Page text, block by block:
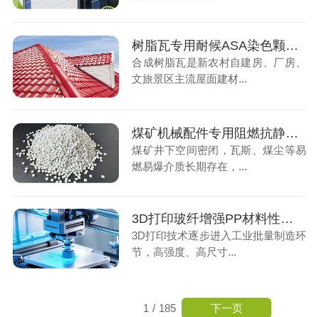
树脂瓦专用耐候ASA染色颗粒，户外屋面长效优选材料
合成树脂瓦是新农村自建房、厂房、
文旅景区主流屋面建材...
煤矿机械配件专用阻燃抗静电ABS材料，筑牢井下生产安全屏障
煤矿井下空间密闭，瓦斯、煤尘等易
燃易爆介质长期存在，...
3D打印玻纤增强PP材料性能解析，工业零部件制造核心耗材
3D打印技术逐步进入工业批量制造环
节，高强度、高尺寸...
1 / 185 下一页